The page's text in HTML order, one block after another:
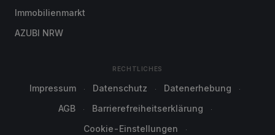
Immobilienmarkt
AZUBI NRW
RECHTLICHES
Impressum Datenschutz
Datenerhebung
AGB
Barrierefreiheitserklärung
Cookie-Einstellungen